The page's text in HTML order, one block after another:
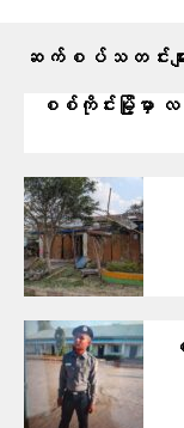
ဆက်စပ်သတင်းမျာ
စစ်ကိုင်းမြို့မှာ